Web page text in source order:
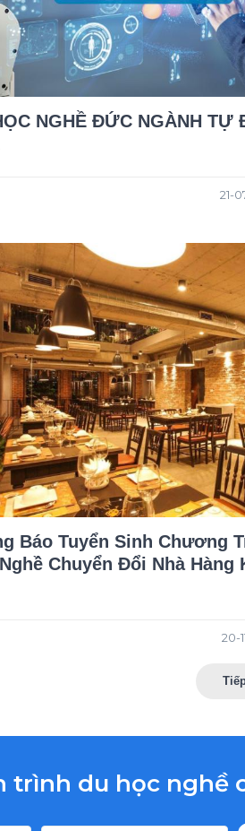
NGHỀ ĐỨC NGÀNH TỰ
21-
Báo Tuyển Sinh Chương
Chuyển Đổi Nhà Hàng
20-
trình du học nghề